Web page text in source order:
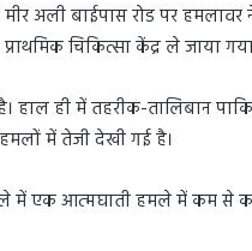
मीर अली बाईपास रोड पर
चिकित्सा केंद्र ले जाया
हाल ही में तहरीक-तालिबान
हमलों में तेजी देखी गई है।
में एक आत्मघाती हमले में कम से